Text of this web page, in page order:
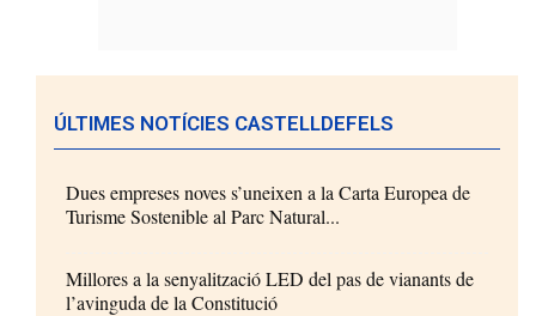
ÚLTIMES NOTÍCIES CASTELLDEFELS
Dues empreses noves s’uneixen a la Carta Europea de
Turisme Sostenible al Parc Natural...
Millores a la senyalització LED del pas de vianants de
l’avinguda de la Constitució